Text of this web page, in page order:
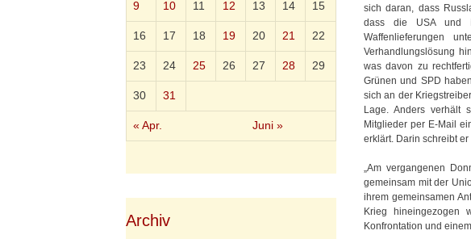
sich daran, dass
dass die USA und
Waffenlieferungen
Verhandlungslösung
was davon zu
Grünen und SPD
sich an der
Lage. Anders verhält
Mitglieder per E-Mail
erklärt. Darin schreibt
„Am vergangenen
gemeinsam mit der
ihrem gemeinsamen
Krieg hineingezogen
Konfrontation und
« Apr. Juni »
9 10 11 12 13 14 15
16 17 18 19 20 21 22
23 24 25 26 27 28 29
30 31
Archiv